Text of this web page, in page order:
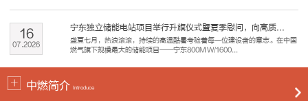
宁东独立储能电站项目举行升旗仪式暨夏季慰问，向高质...
盛夏七月，热浪滚滚，持续的高温酷暑考验着每一位建设者的意志。在中国
燃气旗下规模最大的储能项目——宁东800MW/1600...
07.2026
16
中燃简介 Introduce